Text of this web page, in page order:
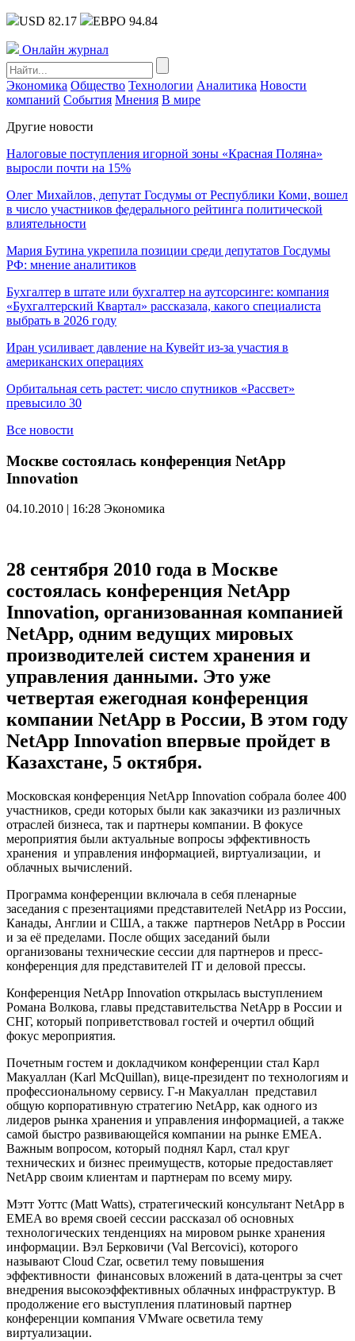
USD 82.17 ЕВРО 94.84
Онлайн журнал
Экономика Общество Технологии Аналитика Новости
компаний События Мнения В мире
Другие новости
Налоговые поступления игорной зоны «Красная Поляна»
выросли почти на 15%
Олег Михайлов, депутат Госдумы от Республики Коми, вошел
в число участников федерального рейтинга политической
влиятельности
Мария Бутина укрепила позиции среди депутатов Госдумы
РФ: мнение аналитиков
Бухгалтер в штате или бухгалтер на аутсорсинге: компания
«Бухгалтерский Квартал» рассказала, какого специалиста
выбрать в 2026 году
Иран усиливает давление на Кувейт из-за участия в
американских операциях
Орбитальная сеть растет: число спутников «Рассвет»
превысило 30
Все новости
Москве состоялась конференция NetApp
Innovation
04.10.2010 | 16:28 Экономика
28 сентября 2010 года в Москве
состоялась конференция NetApp
Innovation, организованная компанией
NetApp, одним ведущих мировых
производителей систем хранения и
управления данными. Это уже
четвертая ежегодная конференция
компании NetApp в России, В этом году
NetApp Innovation впервые пройдет в
Казахстане, 5 октября.
Московская конференция NetApp Innovation собрала более 400
участников, среди которых были как заказчики из различных
отраслей бизнеса, так и партнеры компании. В фокусе
мероприятия были актуальные вопросы эффективность
хранения и управления информацией, виртуализации, и
облачных вычислений.
Программа конференции включала в себя пленарные
заседания с презентациями представителей NetApp из России,
Канады, Англии и США, а также партнеров NetApp в России
и за её пределами. После общих заседаний были
организованы технические сессии для партнеров и пресс-
конференция для представителей IT и деловой прессы.
Конференция NetApp Innovation открылась выступлением
Романа Волкова, главы представительства NetApp в России и
СНГ, который поприветствовал гостей и очертил общий
фокус мероприятия.
Почетным гостем и докладчиком конференции стал Карл
Макуаллан (Karl McQuillan), вице-президент по технологиям и
профессиональному сервису. Г-н Макуаллан представил
общую корпоративную стратегию NetApp, как одного из
лидеров рынка хранения и управления информацией, а также
самой быстро развивающейся компании на рынке EMEA.
Важным вопросом, который поднял Карл, стал круг
технических и бизнес преимуществ, которые предоставляет
NetApp своим клиентам и партнерам по всему миру.
Мэтт Уоттс (Matt Watts), стратегический консультант NetApp в
EMEA во время своей сессии рассказал об основных
технологических тенденциях на мировом рынке хранения
информации. Вэл Берковичи (Val Bercovici), которого
называют Cloud Czar, осветил тему повышения
эффективности финансовых вложений в дата-центры за счет
внедрения высокоэффективных облачных инфраструктур. В
продолжение его выступления платиновый партнер
конференции компания VMware осветила тему
виртуализации.